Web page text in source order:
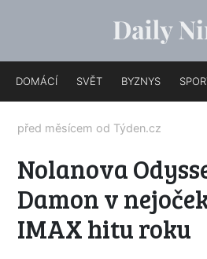
DOMÁCÍ SVĚT BYZNYS
před měsícem od Týden.cz
Nolanova
Damon v
IMAX hitu roku